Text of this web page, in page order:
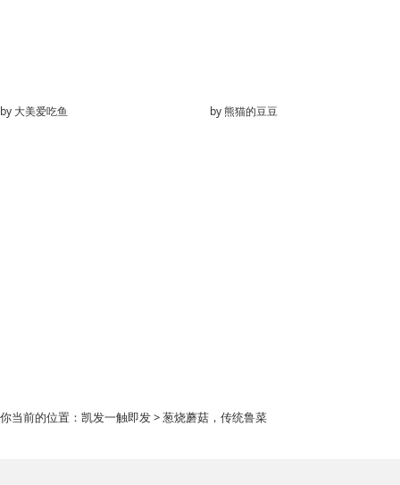
by 大美爱吃鱼 by熊猫的豆豆
你当前的位置： 凯发一触即发> 葱烧蘑菇，传统鲁菜